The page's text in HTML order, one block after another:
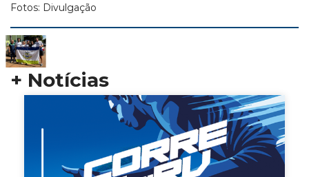
Fotos: Divulgação
+ Notícias